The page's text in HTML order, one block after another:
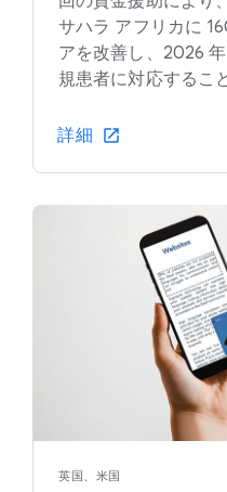
サハラ アフリカに
アを改善し、2026
規患者に対応するこ
詳細
英国、米国